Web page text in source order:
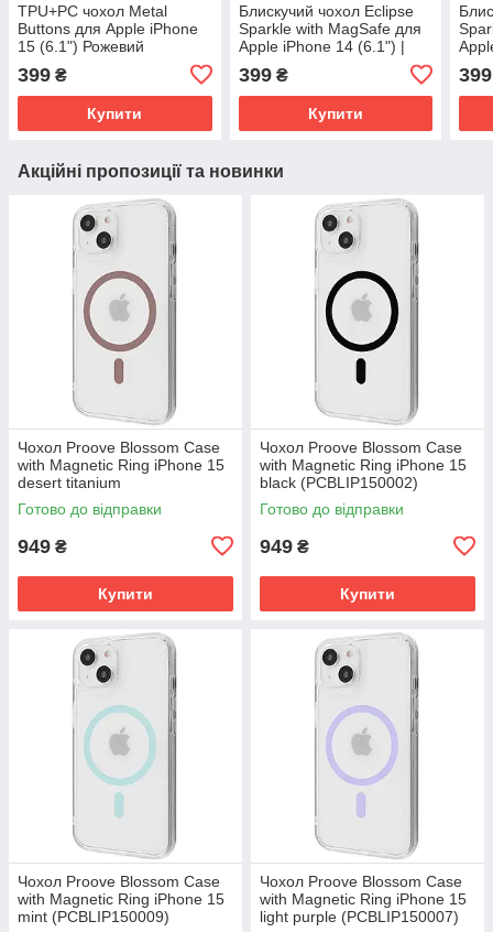
TPU+PC чохол Metal
Buttons для Apple iPhone
15 (6.1") Рожевий
399 ₴
Купити
Блискучий чохол Eclipse
Sparkle with MagSafe для
Apple iPhone 14 (6.1") |
399₴
Купити
399
Акційні пропозиції та новинки
Чохол Proove Blossom Case
with Magnetic Ring iPhone 15
desert titanium
(PCBLIP150033)
Готово до відправки
949 ₴
Купити
Чохол Proove Blossom Case
with Magnetic Ring iPhone 15
black (PCBLIP150002)
Готово до відправки
949 ₴
Купити
Чохол Proove Blossom Case
with Magnetic Ring iPhone 15
mint (PCBLIP150009)
Чохол Proove Blossom Case
with Magnetic Ring iPhone 15
light purple (PCBLIP150007)